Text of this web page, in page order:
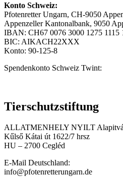
Konto Schweiz:
Pfotenretter Ungarn, CH-9050
Appenzeller Kantonalbank, 9050
IBAN: CH67 0076 3000 1275 1115
BIC: AIKACH22XXX
Konto: 90-125-8
Spendenkonto Schweiz Twint:
Tierschutzstiftung
ALLATMENHELY NYILT
Kűlső Kátai út 1622/7 hrsz
HU – 2700 Cegléd
E-Mail Deutschland:
info@pfotenretterungarn.de